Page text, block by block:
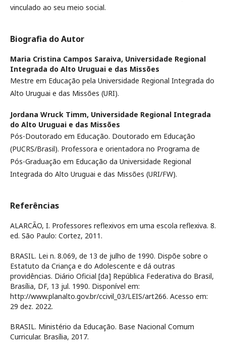
vinculado ao seu meio social.
Biografia do Autor
Maria Cristina Campos Saraiva, Universidade Regional
Integrada do Alto Uruguai e das Missões
Mestre em Educação pela Universidade Regional Integrada do
Alto Uruguai e das Missões (URI).
Jordana Wruck Timm, Universidade Regional Integrada
do Alto Uruguai e das Missões
Pós-Doutorado em Educação. Doutorado em Educação
(PUCRS/Brasil). Professora e orientadora no Programa de
Pós-Graduação em Educação da Universidade Regional
Integrada do Alto Uruguai e das Missões (URI/FW).
Referências
ALARCÃO, I. Professores reflexivos em uma escola reflexiva. 8.
ed. São Paulo: Cortez, 2011.
BRASIL. Lei n. 8.069, de 13 de julho de 1990. Dispõe sobre o
Estatuto da Criança e do Adolescente e dá outras
providências. Diário Oficial [da] República Federativa do Brasil,
Brasília, DF, 13 jul. 1990. Disponível em:
http://www.planalto.gov.br/ccivil_03/LEIS/art266. Acesso em:
29 dez. 2022.
BRASIL. Ministério da Educação. Base Nacional Comum
Curricular. Brasília, 2017.